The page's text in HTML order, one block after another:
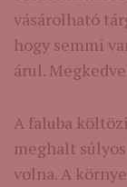
vásárolható
hogy semmi
árul.
A faluba
meghalt
volna. A